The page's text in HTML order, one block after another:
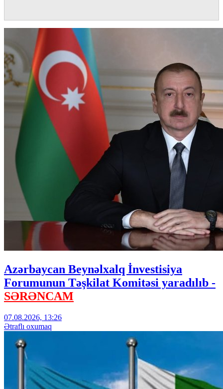
Azərbaycan Beynəlxalq İnvestisiya
Forumunun Təşkilat Komitəsi yaradılıb -
SƏRƏNCAM
07.08.2026, 13:26
Ətraflı oxumaq